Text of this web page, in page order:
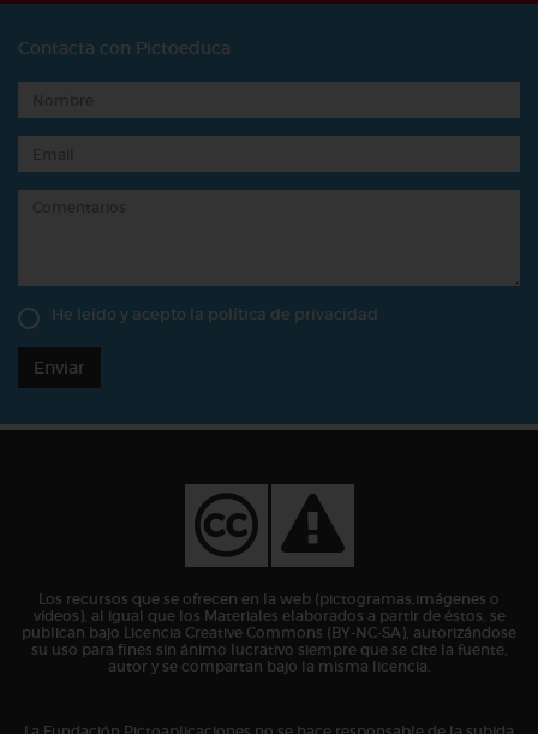
Contacta con Pictoeduca
He leído y acepto la política de privacidad
Enviar
Los recursos que se ofrecen en la web (pictogramas,imágenes o
vídeos), al igual que los Materiales elaborados a partir de éstos, se
publican bajo Licencia Creative Commons (BY-NC-SA), autorizándose
su uso para fines sin ánimo lucrativo siempre que se cite la fuente,
autor y se compartan bajo la misma licencia.